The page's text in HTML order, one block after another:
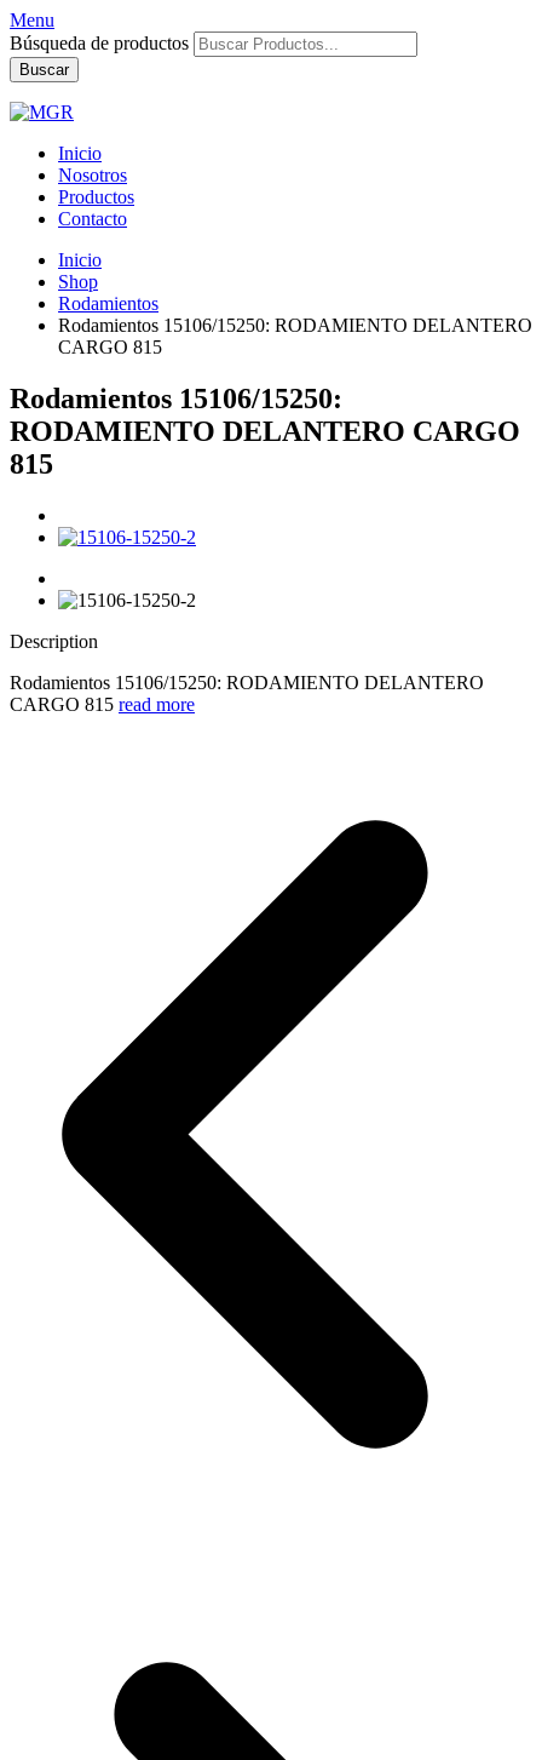
Menu
Búsqueda de productos
Buscar
Inicio
Nosotros
Productos
Contacto
Inicio
Shop
Rodamientos
Rodamientos 15106/15250: RODAMIENTO DELANTERO
CARGO 815
Rodamientos 15106/15250:
RODAMIENTO DELANTERO CARGO
815
Description
Rodamientos 15106/15250: RODAMIENTO DELANTERO
CARGO 815 read more